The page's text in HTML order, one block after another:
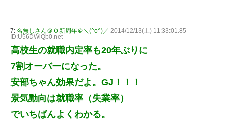
7: 名無しさん＠０新周年＠＼(^o^)／ 2014/12/13(土) 11:33:01.85
ID:U56DWiQb0.net
高校生の就職内定率も20年ぶりに
7割オーバーになった。
安部ちゃん効果だよ。GJ！！！
景気動向は就職率（失業率）
でいちばんよくわかる。